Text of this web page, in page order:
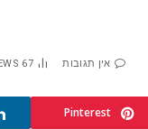
אין תגובות 67
Pinterest